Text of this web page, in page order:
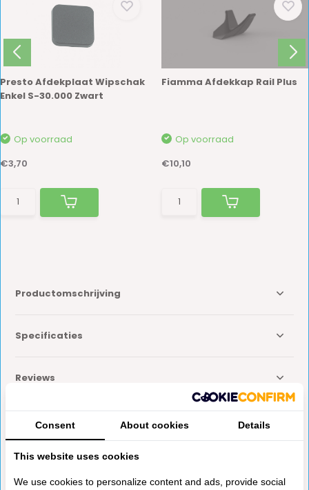
Presto Afdekplaat Wipschak
Enkel S-30.000 Zwart
Op voorraad
€3,70
Fiamma Afdekkap Rail Plus
Op voorraad
€10,10
Productomschrijving
Specificaties
Reviews
Delen
Anderen kochten ook
Consent About cookies Details
This website uses cookies
We use cookies to personalize content and ads, provide social